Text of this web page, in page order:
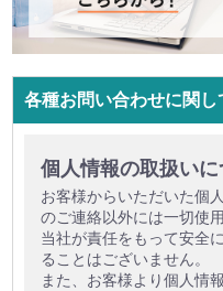
各種お問い合わせに関し
個人情報の取扱いに
お客様からいただいた個
のご連絡以外には一切使
当社が責任をもって安全
ることはございません。
また、お客様より個人情